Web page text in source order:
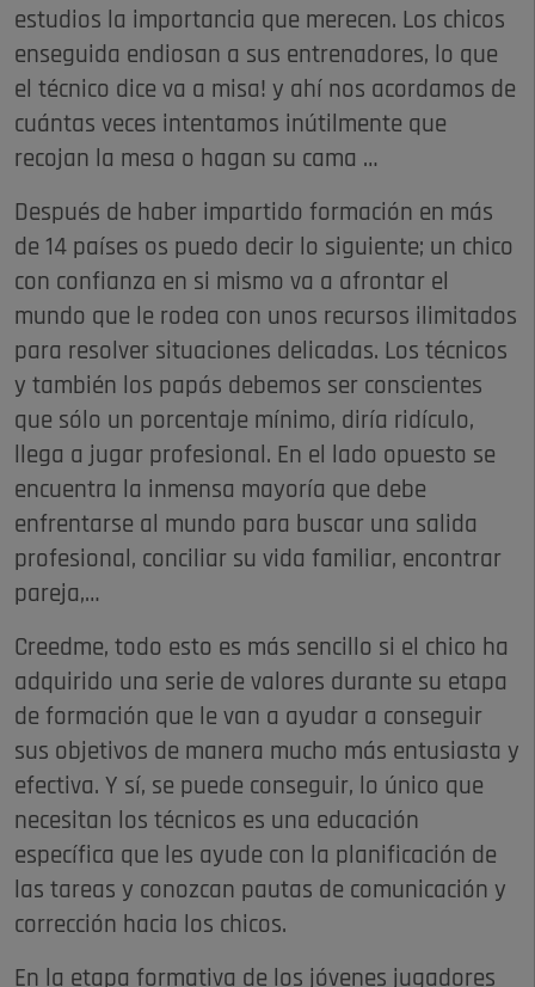
estudios la importancia que merecen. Los chicos
enseguida endiosan a sus entrenadores, lo que
el técnico dice va a misa! y ahí nos acordamos de
cuántas veces intentamos inútilmente que
recojan la mesa o hagan su cama …
Después de haber impartido formación en más
de 14 países os puedo decir lo siguiente; un chico
con confianza en si mismo va a afrontar el
mundo que le rodea con unos recursos ilimitados
para resolver situaciones delicadas. Los técnicos
y también los papás debemos ser conscientes
que sólo un porcentaje mínimo, diría ridículo,
llega a jugar profesional. En el lado opuesto se
encuentra la inmensa mayoría que debe
enfrentarse al mundo para buscar una salida
profesional, conciliar su vida familiar, encontrar
pareja,…
Creedme, todo esto es más sencillo si el chico ha
adquirido una serie de valores durante su etapa
de formación que le van a ayudar a conseguir
sus objetivos de manera mucho más entusiasta y
efectiva. Y sí, se puede conseguir, lo único que
necesitan los técnicos es una educación
específica que les ayude con la planificación de
las tareas y conozcan pautas de comunicación y
corrección hacia los chicos.
En la etapa formativa de los jóvenes jugadores